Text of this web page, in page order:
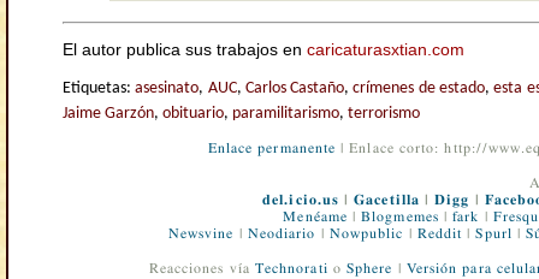
El autor publica sus trabajos en caricaturasxtian.com
Etiquetas:asesinato, AUC, Carlos Castaño,crímenes de estado,esta
Jaime Garzón, obituario, paramilitarismo, terrorismo
Enlace permanente | Enlace corto: http://
del.icio.us |Gacetilla |Digg |
Menéame |Blogmemes |fark |
Newsvine | Neodiario | Nowpublic | Reddit |Spurl |
Reacciones vía Technorati o Sphere | Versión para